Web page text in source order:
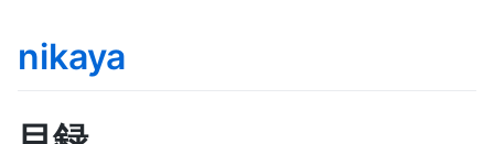
nikaya